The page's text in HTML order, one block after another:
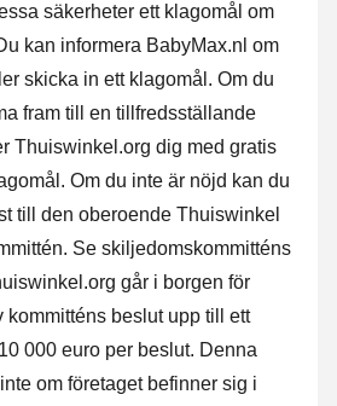
säkerheter ett klagomål om
kan informera BabyMax.nl om
skicka in ett klagomål . Om du
fram till en tillfredsställande
Thuiswinkel.org dig med gratis
Om du inte är nöjd kan du
till den oberoende Thuiswinkel
Se skiljedomskommitténs
går i borgen för
kommitténs beslut upp till ett
000 euro per beslut. Denna
om företaget befinner sig i